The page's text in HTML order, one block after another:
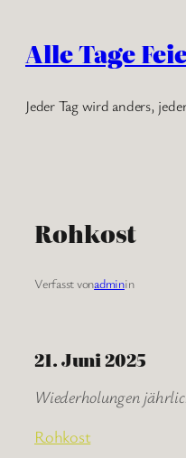
Inhalt
springen
Alle Tage
Jeder Tag wird anders,
Rohkost
Verfasst vonadminin
21. Juni 2025
Wiederholungen
Rohkost